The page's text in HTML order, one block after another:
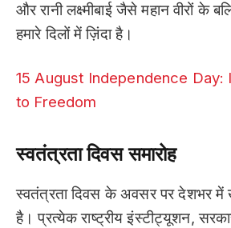
और रानी लक्ष्मीबाई जैसे महान वीरों के
हमारे दिलों में ज़िंदा है।
15 August Independence Day:
to Freedom
स्वतंत्रतादिवससमारोह
स्वतंत्रता दिवस के अवसर पर देशभर में
है। प्रत्येक राष्ट्रीय इंस्टीट्यूशन,